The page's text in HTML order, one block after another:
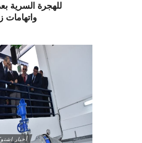
للهجرة السرية
واتهامات
أخبار